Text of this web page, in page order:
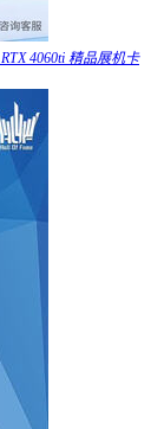
4060ti 精品展机卡